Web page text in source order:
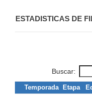
ESTADISTICAS DE
Buscar:
Temporada Etapa